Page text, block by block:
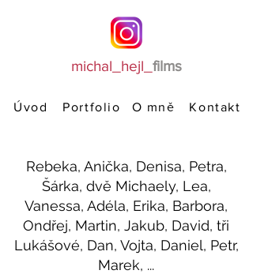
michal_hejl_ films
Úvod Portfolio O mně Kontakt
Rebeka, Anička, Denisa, Petra,
Šárka, dvě Michaely, Lea,
Vanessa, Adéla, Erika, Barbora,
Ondřej, Martin, Jakub, David, tři
Lukášové, Dan, Vojta, Daniel, Petr,
Marek, ...